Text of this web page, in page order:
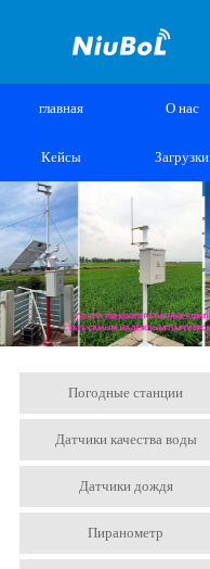
главная О нас
Кейсы Загрузки
Погодные станции
Датчики качества воды
Датчики дождя
Пиранометр